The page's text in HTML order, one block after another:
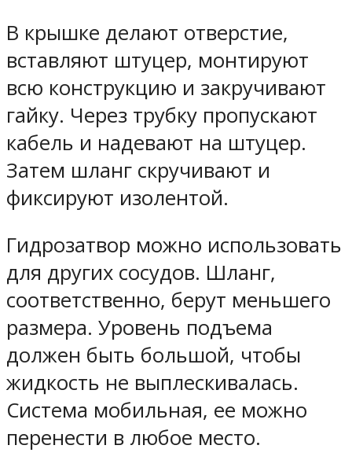
В крышке делают отверстие,
вставляют штуцер, монтируют
всю конструкцию и закручивают
гайку. Через трубку пропускают
кабель и надевают на штуцер.
Затем шланг скручивают и
фиксируют изолентой.
Гидрозатвор можно использовать
для других сосудов. Шланг,
соответственно, берут меньшего
размера. Уровень подъема
должен быть большой, чтобы
жидкость не выплескивалась.
Система мобильная, ее можно
перенести в любое место.